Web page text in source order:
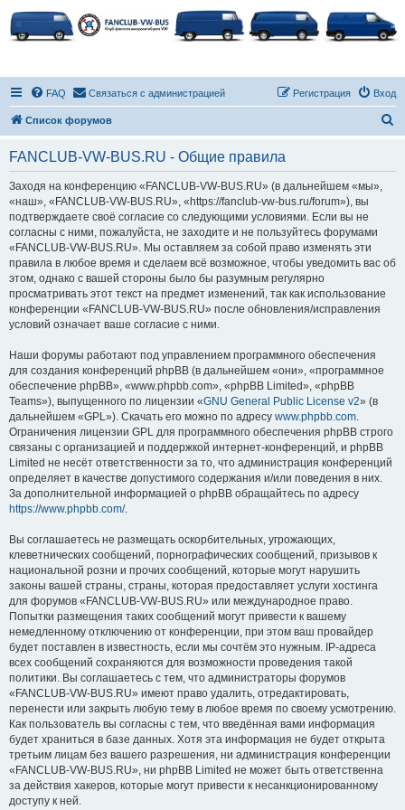
FAQ Связаться с администрацией Вход
Регистрация
Список форумов
FANCLUB-VW-BUS.RU - Общие правила
Заходя на конференцию «FANCLUB-VW-BUS.RU» (в дальнейшем «мы»,
«наш», «FANCLUB-VW-BUS.RU», «https://fanclub-vw-bus.ru/forum»), вы
подтверждаете своё согласие со следующими условиями. Если вы не
согласны с ними, пожалуйста, не заходите и не пользуйтесь форумами
«FANCLUB-VW-BUS.RU». Мы оставляем за собой право изменять эти
правила в любое время и сделаем всё возможное, чтобы уведомить вас об
этом, однако с вашей стороны было бы разумным регулярно
просматривать этот текст на предмет изменений, так как использование
конференции «FANCLUB-VW-BUS.RU» после обновления/исправления
условий означает ваше согласие с ними.
Наши форумы работают под управлением программного обеспечения
для создания конференций phpBB (в дальнейшем «они», «программное
обеспечение phpBB», «www.phpbb.com», «phpBB Limited», «phpBB
Teams»), выпущенного по лицензии «GNU General Public License v2» (в
дальнейшем «GPL»). Скачать его можно по адресу www.phpbb.com
Ограничения лицензии GPL для программного обеспечения phpBB строго
связаны с организацией и поддержкой интернет-конференций, и phpBB
Limited не несёт ответственности за то, что администрация конференций
определяет в качестве допустимого содержания и/или поведения в них.
За дополнительной информацией о phpBB обращайтесь по адресу
https://www.phpbb.com/.
Вы соглашаетесь не размещать оскорбительных, угрожающих,
клеветнических сообщений, порнографических сообщений, призывов к
национальной розни и прочих сообщений, которые могут нарушить
законы вашей страны, страны, которая предоставляет услуги хостинга
для форумов «FANCLUB-VW-BUS.RU» или международное право.
Попытки размещения таких сообщений могут привести к вашему
немедленному отключению от конференции, при этом ваш провайдер
будет поставлен в известность, если мы сочтём это нужным. IP-адреса
всех сообщений сохраняются для возможности проведения такой
политики. Вы соглашаетесь с тем, что администраторы форумов
«FANCLUB-VW-BUS.RU» имеют право удалить, отредактировать,
перенести или закрыть любую тему в любое время по своему усмотрению.
Как пользователь вы согласны с тем, что введённая вами информация
будет храниться в базе данных. Хотя эта информация не будет открыта
третьим лицам без вашего разрешения, ни администрация конференции
«FANCLUB-VW-BUS.RU», ни phpBB Limited не может быть ответственна
за действия хакеров, которые могут привести к несанкционированному
доступу к ней.